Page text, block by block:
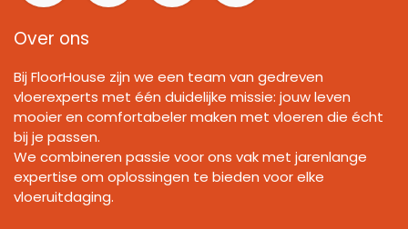
Over ons
Bij FloorHouse zijn we een team van gedreven
vloerexperts met één duidelijke missie: jouw leven
mooier en comfortabeler maken met vloeren die écht
bij je passen.
We combineren passie voor ons vak met jarenlange
expertise om oplossingen te bieden voor elke
vloeruitdaging.